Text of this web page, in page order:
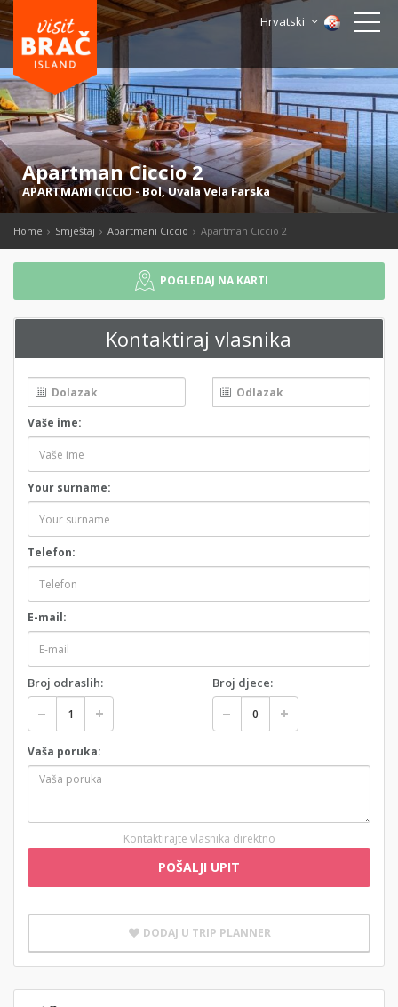
Hrvatski
Apartman Ciccio 2
APARTMANI CICCIO-Bol,Uvala Vela Farska
Home Smještaj Apartmani Ciccio Apartman Ciccio 2
POGLEDAJ NA KARTI
Kontaktiraj vlasnika
Vaše ime:
Your surname:
Telefon:
E-mail:
Broj odraslih: Broj djece:
Vaša poruka:
Kontaktirajte vlasnika direktno
POŠALJI UPIT
DODAJ U TRIP PLANNER